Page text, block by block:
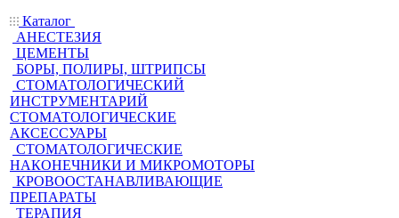
Каталог
АНЕСТЕЗИЯ
ЦЕМЕНТЫ
БОРЫ, ПОЛИРЫ, ШТРИПСЫ
СТОМАТОЛОГИЧЕСКИЙ
ИНСТРУМЕНТАРИЙ
СТОМАТОЛОГИЧЕСКИЕ
АКСЕССУАРЫ
СТОМАТОЛОГИЧЕСКИЕ
НАКОНЕЧНИКИ И МИКРОМОТОРЫ
КРОВООСТАНАВЛИВАЮЩИЕ
ПРЕПАРАТЫ
ТЕРАПИЯ